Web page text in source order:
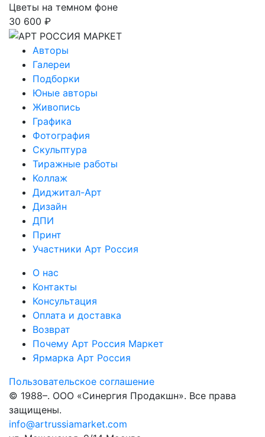
Цветы на темном фоне
30 600 ₽
Авторы
Галереи
Подборки
Юные авторы
Живопись
Графика
Фотография
Скульптура
Тиражные работы
Коллаж
Диджитал-Арт
Дизайн
ДПИ
Принт
Участники Арт Россия
О нас
Контакты
Консультация
Оплата и доставка
Возврат
Почему Арт Россия Маркет
Ярмарка Арт Россия
Пользовательское соглашение
© 1988–. ООО «Синергия Продакшн». Все права
защищены.
info@artrussiamarket.com